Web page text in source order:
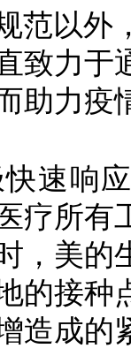
范以外
致力
助力疫
速响
疗所有
，美的
的接种
造成的